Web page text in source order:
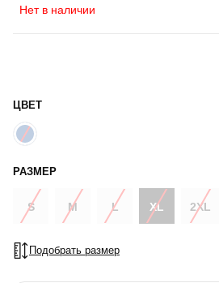
Нет в наличии
ЦВЕТ
РАЗМЕР
S M L XL 2XL
Подобрать размер